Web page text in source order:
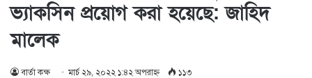
ভ্যাকসিন প্রয়োগ করা হয়েছে: জাহিদ
মালেক
বার্তা কক্ষ মার্চ ২৯, ২০২২ ১:৪২ অপরাহ্ণ ১১৩